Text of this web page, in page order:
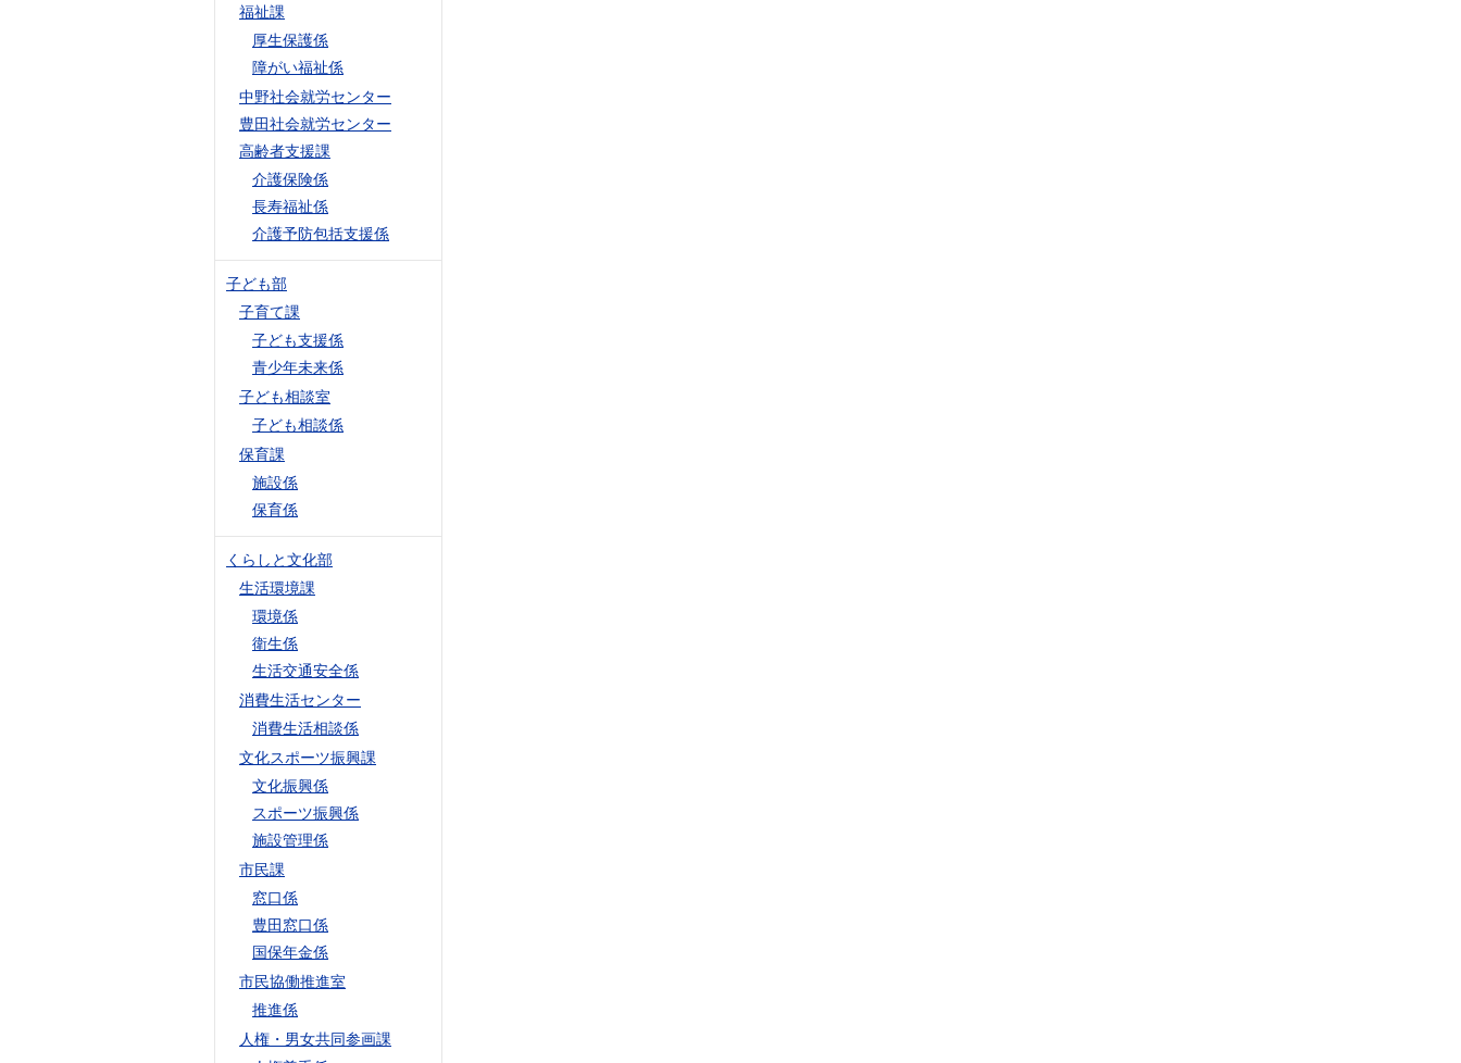
福祉課
厚生保護係
障がい福祉係
中野社会就労センター
豊田社会就労センター
高齢者支援課
介護保険係
長寿福祉係
介護予防包括支援係
子ども部
子育て課
子ども支援係
青少年未来係
子ども相談室
子ども相談係
保育課
施設係
保育係
くらしと文化部
生活環境課
環境係
衛生係
生活交通安全係
消費生活センター
消費生活相談係
文化スポーツ振興課
文化振興係
スポーツ振興係
施設管理係
市民課
窓口係
豊田窓口係
国保年金係
市民協働推進室
推進係
人権・男女共同参画課